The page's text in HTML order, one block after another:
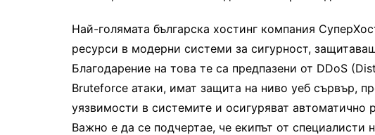
Най-голямата българска хостинг компания
ресурси в модерни системи за сигурност,
Благодарение на това те са предпазени от DDoS
Bruteforce атаки, имат защита на ниво уеб сървър,
уязвимости в системите и осигуряват автоматично
Важно е да се подчертае, че екипът от специалисти